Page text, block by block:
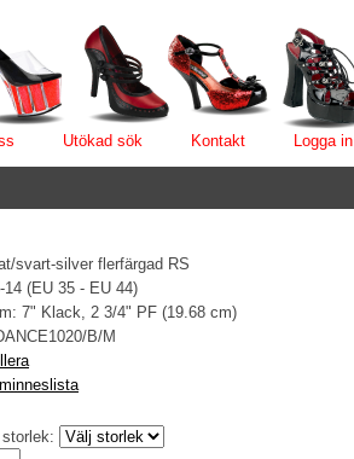
Utökad sök Kontakt Logga in
svart-silver flerfärgad RS
(EU 35 - EU 44)
7" Klack, 2 3/4" PF (19.68 cm)
B/M